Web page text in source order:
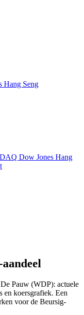
Hang Seng
Dow Jones Hang
Pauw (WDP): actuele
en koersgrafiek. Een
voor de Beursig-